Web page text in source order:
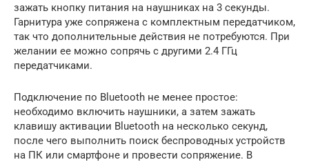
зажать кнопку питания на наушниках на 3 секунды.
Гарнитура уже сопряжена с комплектным передатчиком,
так что дополнительные действия не потребуются. При
желании ее можно сопрячь с другими 2.4 ГГц
передатчиками.
Подключение по Bluetooth не менее простое:
необходимо включить наушники, а затем зажать
клавишу активации Bluetooth на несколько секунд,
после чего выполнить поиск беспроводных устройств
на ПК или смартфоне и провести сопряжение. В